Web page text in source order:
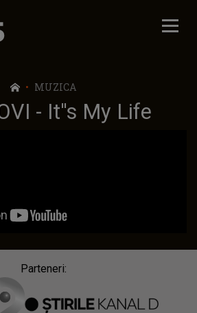
MUZICA
- It''s My Life
Parteneri: